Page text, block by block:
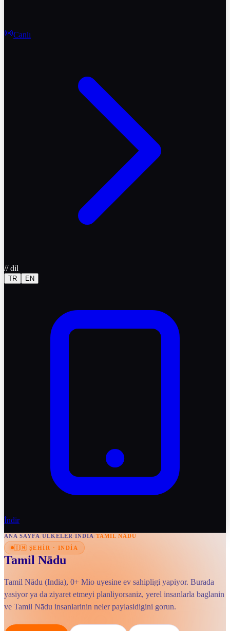
Canlı
//dil
TR EN
İndir
ANA SAYFA/ULKELER/INDIA/TAMIL NĀDU
🇮🇳 ŞEHIR · INDIA
Tamil Nādu
Tamil Nādu (India), 0+ Mio uyesine ev sahipligi yapiyor. Burada
yasiyor ya da ziyaret etmeyi planliyorsaniz, yerel insanlarla baglanin
ve Tamil Nādu insanlarinin neler paylasidigini gorun.